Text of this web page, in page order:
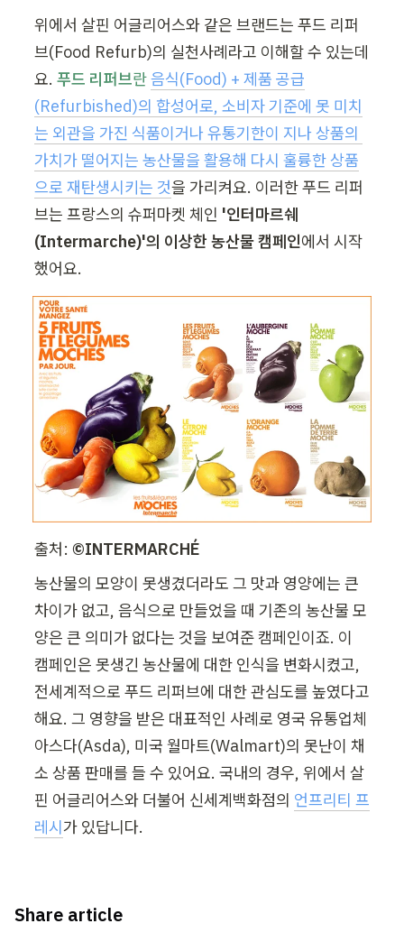
위에서 살핀 어글리어스와 같은 브랜드는 푸드 리퍼
브(Food Refurb)의 실천사례라고 이해할 수 있는데
요. 푸드 리퍼브란음식(Food) + 제품 공급
(Refurbished)의 합성어로, 소비자 기준에 못 미치
는 외관을 가진 식품이거나 유통기한이 지나 상품의
가치가 떨어지는 농산물을 활용해 다시 훌륭한 상품
으로 재탄생시키는 것을 가리켜요. 이러한 푸드 리퍼
브는 프랑스의 슈퍼마켓 체인 '인터마르쉐
(Intermarche)'의 이상한 농산물 캠페인에서 시작
했어요.
출처: ©️INTERMARCHÉ
농산물의 모양이 못생겼더라도 그 맛과 영양에는 큰
차이가 없고, 음식으로 만들었을 때 기존의 농산물 모
양은 큰 의미가 없다는 것을 보여준 캠페인이죠. 이
캠페인은 못생긴 농산물에 대한 인식을 변화시켰고,
전세계적으로 푸드 리퍼브에 대한 관심도를 높였다고
해요. 그 영향을 받은 대표적인 사례로 영국 유통업체
아스다(Asda), 미국 월마트(Walmart)의 못난이 채
소 상품 판매를 들 수 있어요. 국내의 경우, 위에서 살
핀 어글리어스와 더불어 신세계백화점의 언프리티 프
레시가 있답니다.
Share article